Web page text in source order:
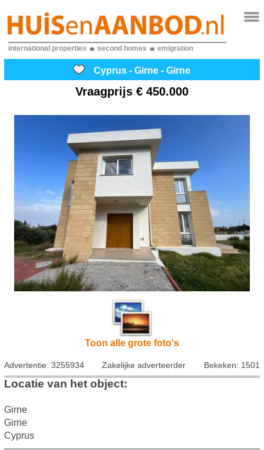
international properties second homes emigration
Cyprus - Girne - Girne
Vraagprijs € 450.000
Toon alle grote foto's
Advertentie: 3255934 Zakelijke adverteerder Bekeken: 1501
Locatie van het object:
Girne
Girne
Cyprus